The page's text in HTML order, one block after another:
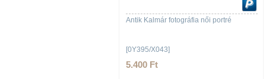
Antik Kalmár fotográfia női portré
[0Y395/X043]
5.400 Ft